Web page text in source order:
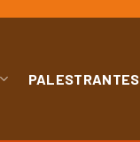
PALESTRANTES